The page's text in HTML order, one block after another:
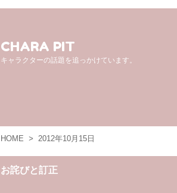
CHARA PIT
キャラクターの話題を追っかけています。
HOME > 2012年10月15日
お詫びと訂正